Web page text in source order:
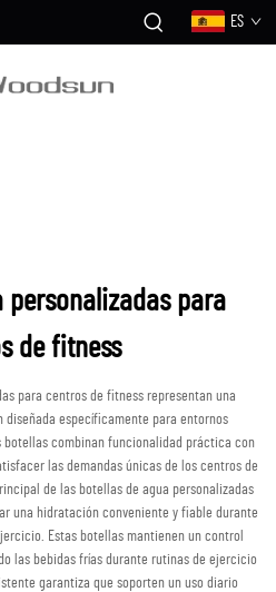
ES
personalizadas para
de fitness
para centros de fitness representan una
específicamente para entornos
botellas combinan funcionalidad práctica con
las demandas únicas de los centros de
de las botellas de agua personalizadas
una hidratación conveniente y fiable durante
Estas botellas mantienen un control
las bebidas frías durante rutinas de ejercicio
garantiza que soporten un uso diario